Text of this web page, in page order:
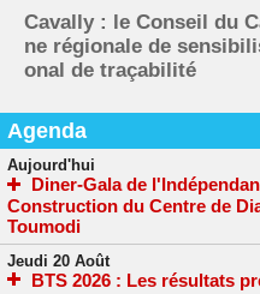
Cavally : le Conseil du
ne régionale de
onal de traçabilité
Agenda
Aujourd'hui
Diner-Gala de
Construction du Centre de
Toumodi
Jeudi 20 Août
BTS 2026 : Les résultats